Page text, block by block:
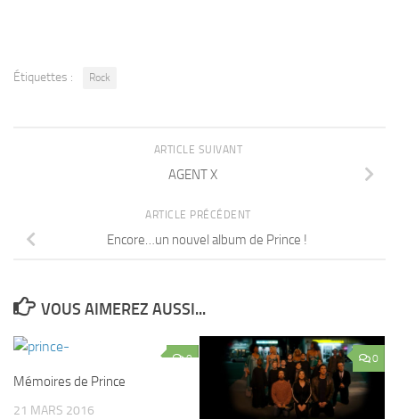
Étiquettes : Rock
ARTICLE SUIVANT
AGENT X
ARTICLE PRÉCÉDENT
Encore…un nouvel album de Prince !
VOUS AIMEREZ AUSSI...
0
Mémoires de Prince
21 MARS 2016
0